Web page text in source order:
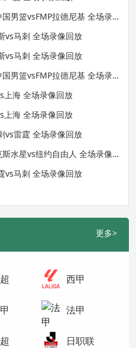
男篮vsFMP拉德尼基 全场录
vs马刺 全场录像回放
vs马刺 全场录像回放
男篮vsFMP拉德尼基 全场录
上海 全场录像回放
上海 全场录像回放
vs雷霆 全场录像回放
水星vs纽约自由人 全场录像
vs马刺 全场录像回放
更多>
西甲
法甲
日职联